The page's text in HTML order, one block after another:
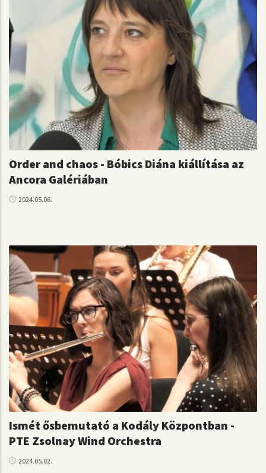
Order and chaos - Bóbics Diána kiállítása az
Ancora Galériában
2024.05.06.
Ismét ősbemutató a Kodály Központban -
PTE Zsolnay Wind Orchestra
2024.05.02.